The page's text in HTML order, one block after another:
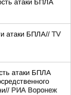
атаки БПЛА
атаки БПЛА// TV
атаки БПЛА
РИА Воронеж